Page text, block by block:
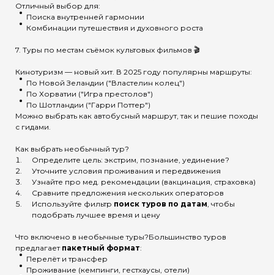
Отличный выбор для:
Поиска внутренней гармонии
Комбинации путешествия и духовного роста
7. Туры по местам съёмок культовых фильмов 🎬
Кинотуризм — новый хит. В 2025 году популярны маршруты:
По Новой Зеландии ("Властелин колец")
По Хорватии ("Игра престолов")
По Шотландии ("Гарри Поттер")
Можно выбрать как автобусный маршрут, так и пешие походы
с гидами.
Как выбрать необычный тур?
Определите цель: экстрим, познание, уединение?
Уточните условия проживания и передвижения
Узнайте про мед. рекомендации (вакцинация, страховка)
Сравните предложения нескольких операторов
Используйте фильтр поиск туров по датам, чтобы
подобрать лучшее время и цену
Что включено в необычные туры?Большинство туров
предлагает пакетный формат:
Перелёт и трансфер
Проживание (кемпинги, гестхаусы, отели)